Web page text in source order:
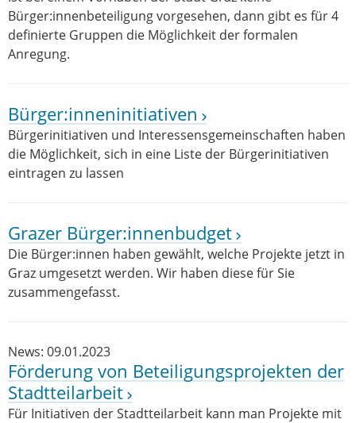
Bürger:innenbeteiligung vorgesehen, dann gibt es für 4
definierte Gruppen die Möglichkeit der formalen
Anregung.
Bürger:inneninitiativen
Bürgerinitiativen und Interessensgemeinschaften haben
die Möglichkeit, sich in eine Liste der Bürgerinitiativen
eintragen zu lassen
Grazer Bürger:innenbudget
Die Bürger:innen haben gewählt, welche Projekte jetzt in
Graz umgesetzt werden. Wir haben diese für Sie
zusammengefasst.
News: 09.01.2023
Förderung von Beteiligungsprojekten der
Stadtteilarbeit
Für Initiativen der Stadtteilarbeit kann man Projekte mit